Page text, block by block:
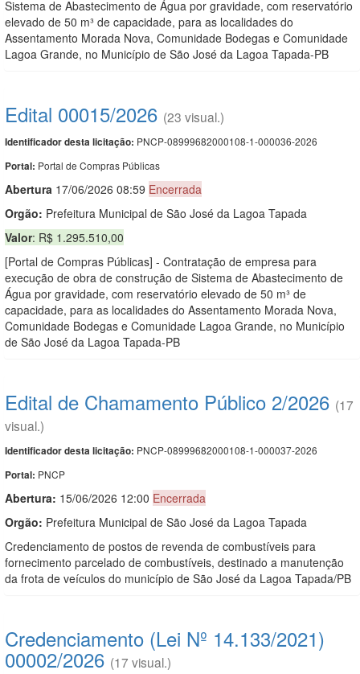
Sistema de Abastecimento de Água por gravidade, com reservatório
elevado de 50 m³ de capacidade, para as localidades do
Assentamento Morada Nova, Comunidade Bodegas e Comunidade
Lagoa Grande, no Município de São José da Lagoa Tapada-PB
Edital 00015/2026 (23 visual.)
Identificador desta licitação: PNCP-08999682000108-1-000036-2026
Portal: Portal de Compras Públicas
Abertura 17/06/2026 08:59 Encerrada
Orgão: Prefeitura Municipal de São José da Lagoa Tapada
Valor: R$ 1.295.510,00
[Portal de Compras Públicas] - Contratação de empresa para
execução de obra de construção de Sistema de Abastecimento de
Água por gravidade, com reservatório elevado de 50 m³ de
capacidade, para as localidades do Assentamento Morada Nova,
Comunidade Bodegas e Comunidade Lagoa Grande, no Município
de São José da Lagoa Tapada-PB
Edital de Chamamento Público 2/2026 (17
visual.)
Identificador desta licitação: PNCP-08999682000108-1-000037-2026
Portal: PNCP
Abertura: 15/06/2026 12:00 Encerrada
Orgão: Prefeitura Municipal de São José da Lagoa Tapada
Credenciamento de postos de revenda de combustíveis para
fornecimento parcelado de combustíveis, destinado a manutenção
da frota de veículos do município de São José da Lagoa Tapada/PB
Credenciamento (Lei Nº 14.133/2021)
00002/2026 (17 visual.)